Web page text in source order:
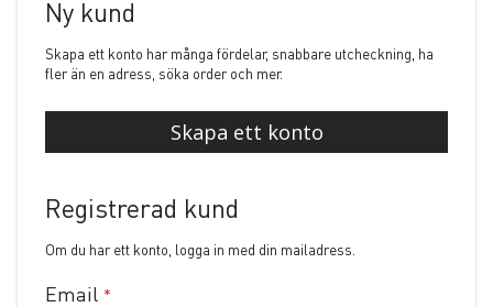
Ny kund
Skapa ett konto har många fördelar, snabbare utcheckning, ha
fler än en adress, söka order och mer.
Skapa ett konto
Registrerad kund
Om du har ett konto, logga in med din mailadress.
Email